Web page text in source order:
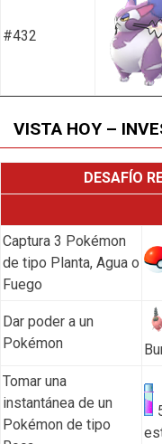
#432
VISTA HOY –
DESAFÍO
Captura 3 Pokémon
de tipo Planta, Agua o
Fuego
Dar poder a un
Pokémon
Tomar una
instantánea de un
Pokémon de tipo